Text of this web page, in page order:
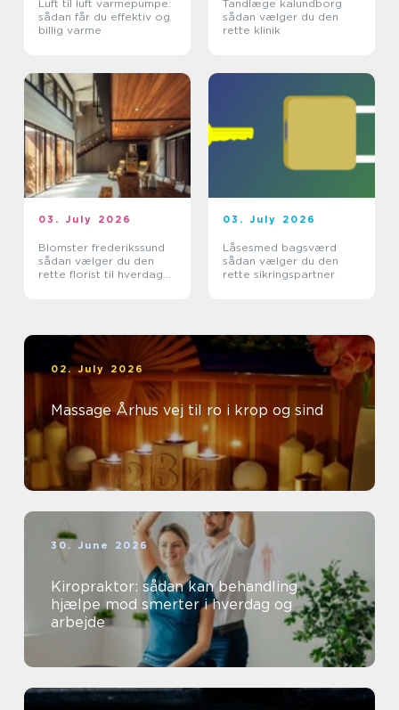
Luft til luft varmepumpe:
sådan får du effektiv og
billig varme
Tandlæge kalundborg
sådan vælger du den
rette klinik
03. July 2026
Blomster frederikssund
sådan vælger du den
rette florist til hverdag
03. July 2026
Låsesmed bagsværd
sådan vælger du den
rette sikringspartner
02. July 2026
Massage Århus vej til ro i krop og sind
30. June 2026
Kiropraktor: sådan kan behandling
hjælpe mod smerter i hverdag og
arbejde